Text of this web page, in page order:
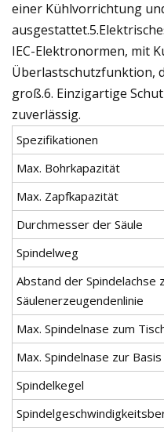
einer Kühlvorrichtung
IEC-Elektronormen, mit
Überlastschutzfunktion,
groß.6. Einzigartige
zuverlässig.
Spezifikationen
Max. Bohrkapazität
Max. Zapfkapazität
Durchmesser der Säule
Spindelweg
Abstand der Spindelachse
Säulenerzeugendenlinie
Max. Spindelnase zum
Max. Spindelnase zur Basis
Spindelkegel